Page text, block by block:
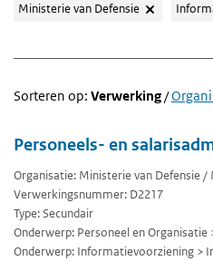
Ministerie van Defensie
Sorteren op: Verwerking/
Personeels- en
Organisatie: Ministerie van Defensie /
Verwerkingsnummer: D2217
Type: Secundair
Onderwerp: Personeel en Organisatie
Onderwerp: Informatievoorziening >